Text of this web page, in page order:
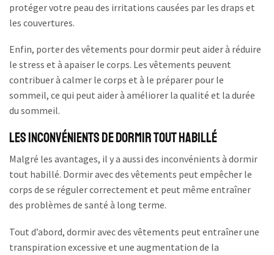
protéger votre peau des irritations causées par les draps et
les couvertures.
Enfin, porter des vêtements pour dormir peut aider à réduire
le stress et à apaiser le corps. Les vêtements peuvent
contribuer à calmer le corps et à le préparer pour le
sommeil, ce qui peut aider à améliorer la qualité et la durée
du sommeil.
Les Inconvénients de Dormir Tout Habillé
Malgré les avantages, il y a aussi des inconvénients à dormir
tout habillé. Dormir avec des vêtements peut empêcher le
corps de se réguler correctement et peut même entraîner
des problèmes de santé à long terme.
Tout d’abord, dormir avec des vêtements peut entraîner une
transpiration excessive et une augmentation de la